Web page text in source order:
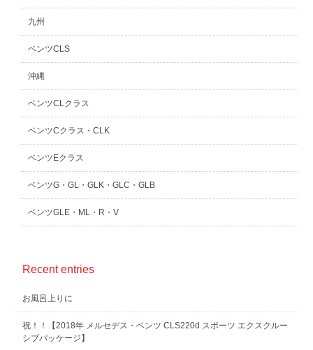
九州
ベンツCLS
沖縄
ベンツCLクラス
ベンツCクラス・CLK
ベンツEクラス
ベンツG・GL・GLK・GLC・GLB
ベンツGLE・ML・R・V
Recent entries
お風呂上りに
祝！！【2018年 メルセデス・ベンツ CLS220d スポーツ エクスクルー
シブパッケージ】